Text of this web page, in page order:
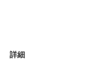
詳細